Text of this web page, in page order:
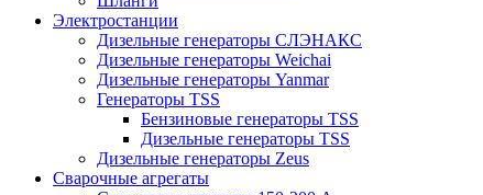
Электростанции
Дизельные генераторы СЛЭНАКС
Дизельные генераторы Weichai
Дизельные генераторы Yanmar
Генераторы TSS
Бензиновые генераторы TSS
Дизельные генераторы TSS
Дизельные генераторы Zeus
Сварочные агрегаты